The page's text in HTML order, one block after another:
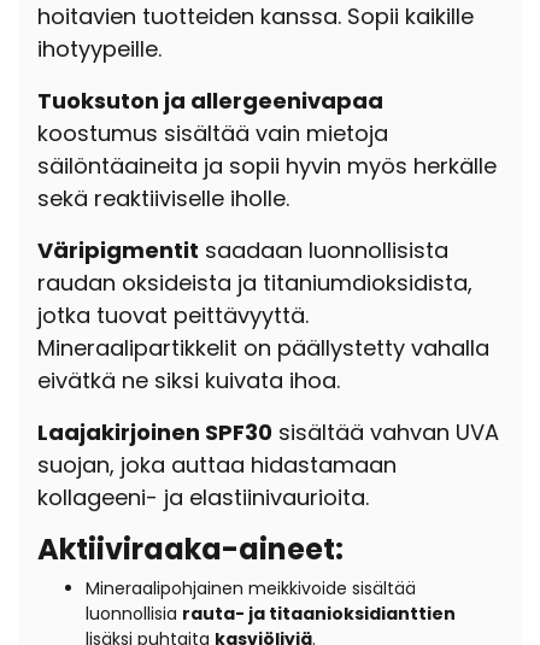
hoitavien tuotteiden kanssa. Sopii kaikille
ihotyypeille.
Tuoksuton ja allergeenivapaa
koostumus sisältää vain mietoja
säilöntäaineita ja sopii hyvin myös herkälle
sekä reaktiiviselle iholle.
Väripigmentit saadaan luonnollisista
raudan oksideista ja titaniumdioksidista,
jotka tuovat peittävyyttä.
Mineraalipartikkelit on päällystetty vahalla
eivätkä ne siksi kuivata ihoa.
Laajakirjoinen SPF30 sisältää vahvan UVA
suojan, joka auttaa hidastamaan
kollageeni- ja elastiinivaurioita.
Aktiiviraaka-aineet:
Mineraalipohjainen meikkivoide sisältää
luonnollisia rauta- ja titaanioksidianttien
lisäksi puhtaita kasviöljyjä.